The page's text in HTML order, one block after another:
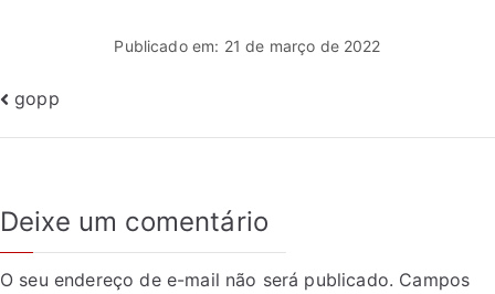
Publicado em: 21 de março de 2022
gopp
Deixe um comentário
O seu endereço de e-mail não será publicado. Campos